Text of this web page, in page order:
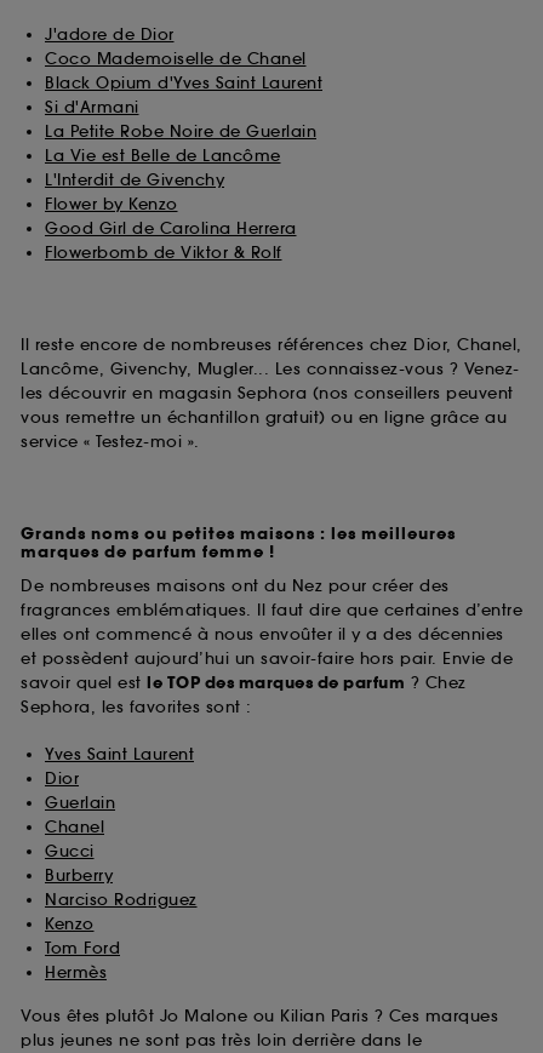
J'adore de Dior
Coco Mademoiselle de Chanel
Black Opium d'Yves Saint Laurent
Si d'Armani
La Petite Robe Noire de Guerlain
La Vie est Belle de Lancôme
L'Interdit de Givenchy
Flower by Kenzo
Good Girl de Carolina Herrera
Flowerbomb de Viktor & Rolf
Il reste encore de nombreuses références chez Dior, Chanel,
Lancôme, Givenchy, Mugler... Les connaissez-vous ? Venez-
les découvrir en magasin Sephora (nos conseillers peuvent
vous remettre un échantillon gratuit) ou en ligne grâce au
service « Testez-moi ».
Grands noms ou petites maisons : les meilleures
marques de parfum femme !
De nombreuses maisons ont du Nez pour créer des
fragrances emblématiques. Il faut dire que certaines d’entre
elles ont commencé à nous envoûter il y a des décennies
et possèdent aujourd’hui un savoir-faire hors pair. Envie de
savoir quel est le TOP des marques de parfum ? Chez
Sephora, les favorites sont :
Yves Saint Laurent
Dior
Guerlain
Chanel
Gucci
Burberry
Narciso Rodriguez
Kenzo
Tom Ford
Hermès
Vous êtes plutôt Jo Malone ou Kilian Paris ? Ces marques
plus jeunes ne sont pas très loin derrière dans le